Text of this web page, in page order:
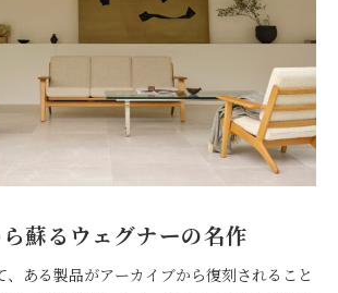
蘇るウェグナーの名作
、ある製品がアーカイブから復刻されること